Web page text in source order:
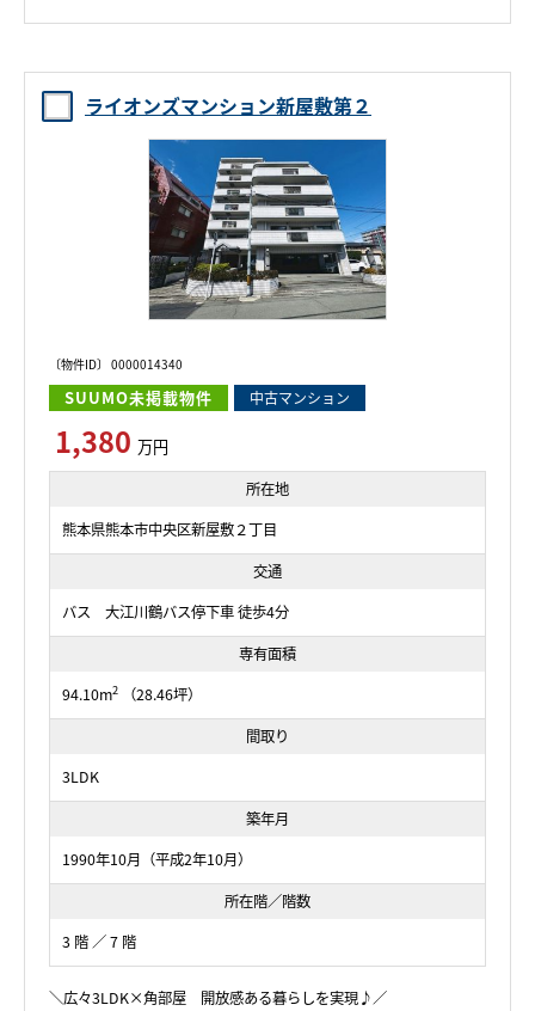
ライオンズマンション新屋敷第２
〔物件ID〕 0000014340
SUUMO未掲載物件 中古マンション
1,380 万円
所在地
熊本県熊本市中央区新屋敷２丁目
交通
バス 大江川鶴バス停下車 徒歩4分
専有面積
94.10m2
（28.46坪）
間取り
3LDK
築年月
1990年10月（平成2年10月）
所在階／階数
3 階 ／ 7 階
＼広々3LDK×角部屋 開放感ある暮らしを実現♪／